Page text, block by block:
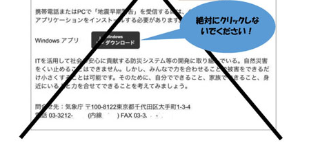
企業向けIT製品の総合サイト
IT製品の技術・比較・事例
製造業のIT導入・活用を支援
モノづくり技術者専門サイト
エレクトロニクス専門サイト